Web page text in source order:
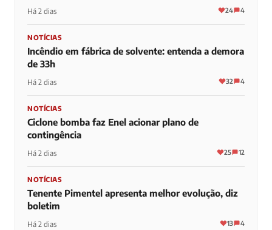
Há 2 dias 24 4
NOTÍCIAS
Incêndio em fábrica de solvente: entenda a demora
de 33h
Há 2 dias 32 4
NOTÍCIAS
Ciclone bomba faz Enel acionar plano de
contingência
Há 2 dias 25 12
NOTÍCIAS
Tenente Pimentel apresenta melhor evolução, diz
boletim
Há 2 dias 13 4